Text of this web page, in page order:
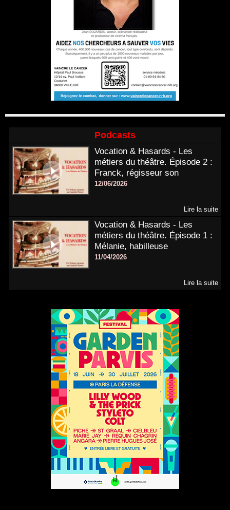
Podcasts
Vocation & Hasards - Les
métiers du théâtre. Épisode 2 :
Franck, régisseur son
12/06/2026
Lire la suite
Vocation & Hasards - Les
métiers du théâtre. Épisode 1 :
Mélanie, habilleuse
11/04/2026
Lire la suite